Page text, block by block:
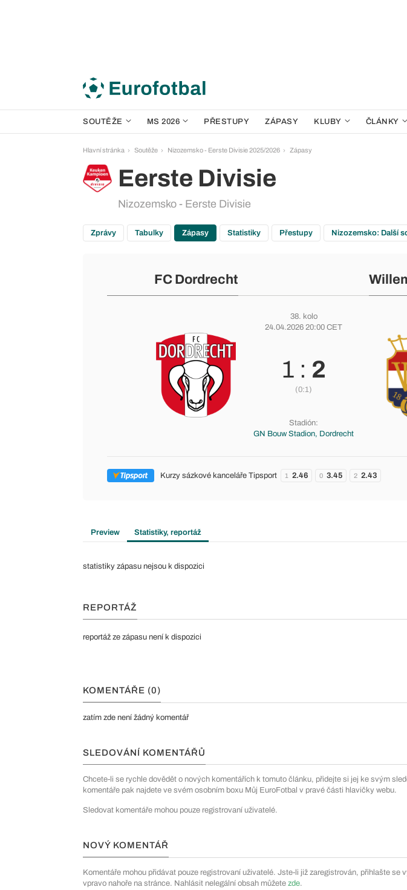
SOUTĚŽE MS 2026 PŘESTUPY ZÁPASY KLUBY ČLÁNKY
Hlavní stránka Soutěže Nizozemsko - Eerste Divisie 2025/2026 Zápasy
Eerste Divisie
Nizozemsko - Eerste Divisie
Zprávy Tabulky Zápasy Statistiky Přestupy Nizozemsko: Další
FC Dordrecht
38. kolo
24.04.2026 20:00 CET
1 : 2
(0:1)
Stadión:
GN Bouw Stadion, Dordrecht
Kurzy sázkové kanceláře Tipsport 1 2.46 0 3.45 2 2.43
Preview Statistiky, reportáž
statistiky zápasu nejsou k dispozici
REPORTÁŽ
reportáž ze zápasu není k dispozici
KOMENTÁŘE (0)
zatím zde není žádný komentář
SLEDOVÁNÍ KOMENTÁŘŮ
Chcete-li se rychle dovědět o nových komentářích k tomuto článku, přidejte si jej ke svým
komentáře pak najdete ve svém osobním boxu Můj EuroFotbal v pravé části hlavičky webu.
Sledovat komentáře mohou pouze registrovaní uživatelé.
NOVÝ KOMENTÁŘ
Komentáře mohou přidávat pouze registrovaní uživatelé. Jste-li již zaregistrován, přihlašte se
vpravo nahoře na stránce. Nahlásit nelegální obsah můžete zde.